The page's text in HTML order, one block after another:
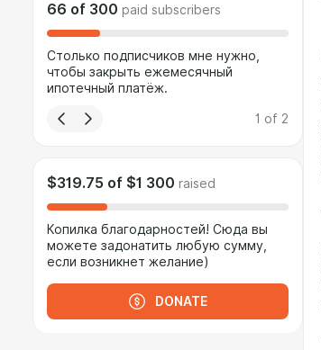
66 of 300 paid subscribers
Столько подписчиков мне нужно,
чтобы закрыть ежемесячный
ипотечный платёж.
1 of 2
$319.75 of $1 300 raised
Копилка благодарностей! Сюда вы
можете задонатить любую сумму,
если возникнет желание)
DONATE